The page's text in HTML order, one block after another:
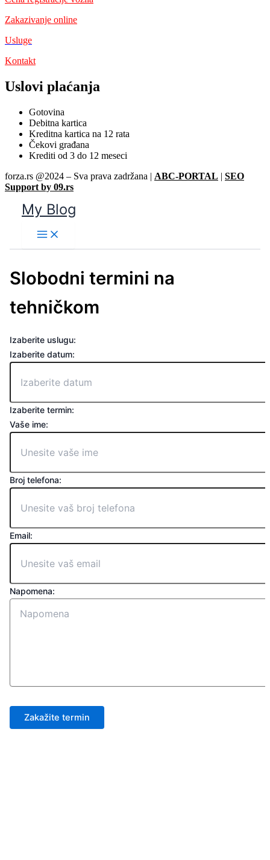
Zakazivanje online
Usluge
Kontakt
Uslovi plaćanja
Gotovina
Debitna kartica
Kreditna kartica na 12 rata
Čekovi građana
Krediti od 3 do 12 meseci
forza.rs @2024 – Sva prava zadržana | ABC-PORTAL | SEO
Support by 09.rs